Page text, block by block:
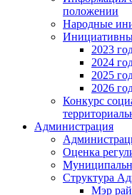
положении
Народные
2023
2024
2025
2026
Конкурс
Администрация
Оценка
Структура
Мэр